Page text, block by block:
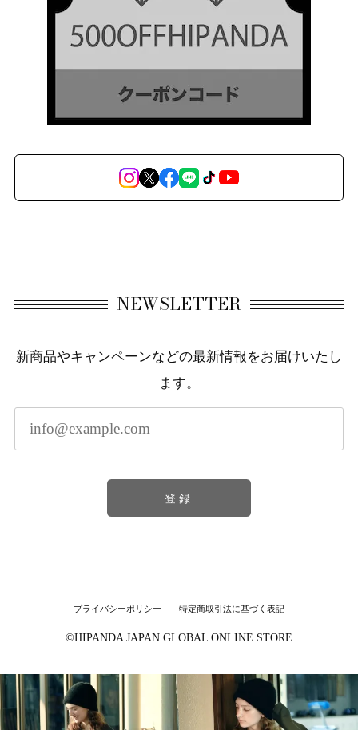
NEWSLETTER
新商品やキャンペーンなどの最新情報をお届けいたし
ます。
登録
プライバシーポリシー 特定商取引法に基づく表記
©︎HIPANDA JAPAN GLOBAL ONLINE STORE